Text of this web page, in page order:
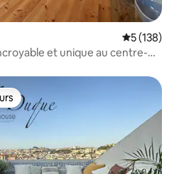
Évaluation
5 (138)
et unique au centre-
les plus appréciés